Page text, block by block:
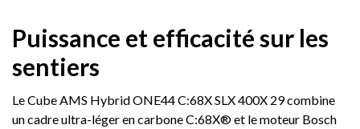
Puissance et efficacité sur les
sentiers
Le Cube AMS Hybrid ONE44 C:68X SLX 400X 29 combine
un cadre ultra-léger en carbone C:68X® et le moteur Bosch